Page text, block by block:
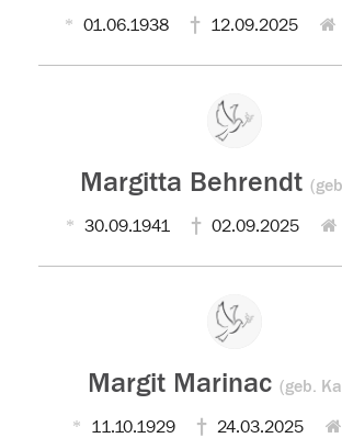
01.06.1938 12.09.2025
Margitta Behrendt
30.09.1941 02.09.2025
Margit Marinac (geb.
11.10.1929 24.03.2025